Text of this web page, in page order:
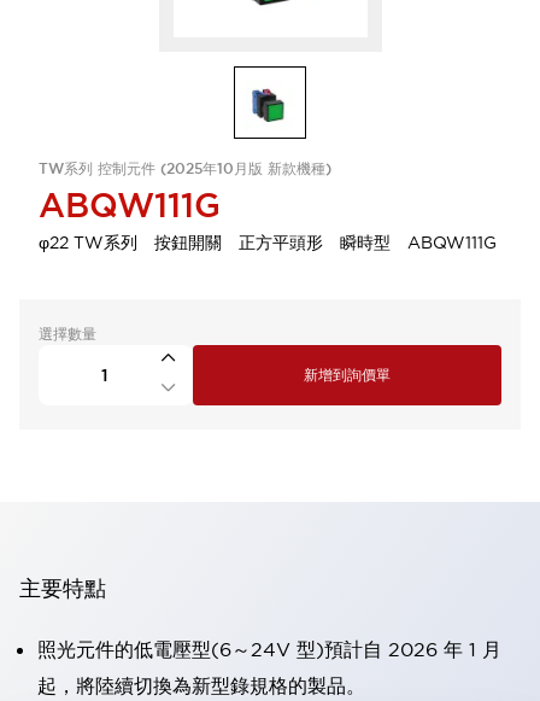
TW系列 控制元件 (2025年10月版 新款機種)
ABQW111G
φ22 TW系列 按鈕開關 正方平頭形 瞬時型 ABQW111G
選擇數量
新增到詢價單
主要特點
照光元件的低電壓型(6～24V 型)預計自 2026 年 1 月
起，將陸續切換為新型錄規格的製品。